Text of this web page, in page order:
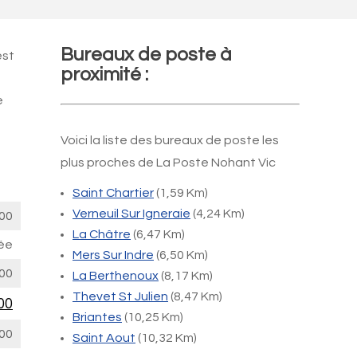
Bureaux de poste à
proximité :
Voici la liste des bureaux de poste les
plus proches de La Poste Nohant Vic
Saint Chartier(1,59 Km)
Verneuil Sur Igneraie (4,24 Km)
La Châtre (6,47 Km)
Mers Sur Indre (6,50 Km)
La Berthenoux(8,17 Km)
Thevet St Julien (8,47 Km)
Briantes (10,25 Km)
Saint Aout (10,32 Km)